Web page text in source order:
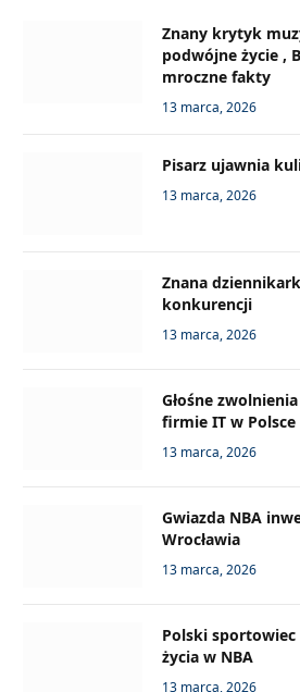
Znany krytyk
podwójne życie ,
mroczne fakty
13 marca, 2026
Pisarz ujawnia
13 marca, 2026
Znana
konkurencji
13 marca, 2026
Głośne
firmie IT w Polsce
13 marca, 2026
Gwiazda NBA
Wrocławia
13 marca, 2026
Polski
życia w NBA
13 marca, 2026